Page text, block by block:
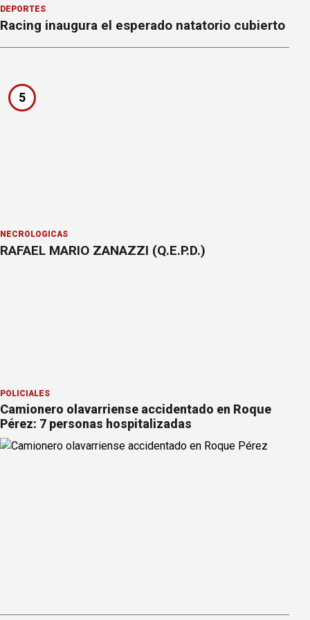
DEPORTES
Racing inaugura el esperado natatorio cubierto
5
NECROLÓGICAS
RAFAEL MARIO ZANAZZI (Q.E.P.D.)
POLICIALES
Camionero olavarriense accidentado en Roque
Pérez: 7 personas hospitalizadas